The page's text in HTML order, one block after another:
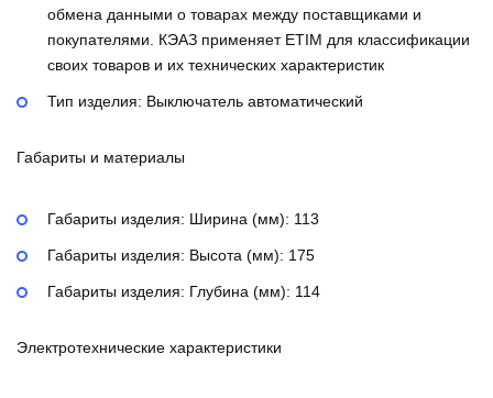
обмена данными о товарах между поставщиками и
покупателями. КЭАЗ применяет ETIM для классификации
своих товаров и их технических характеристик
Тип изделия: Выключатель автоматический
Габариты и материалы
Габариты изделия: Ширина (мм): 113
Габариты изделия: Высота (мм): 175
Габариты изделия: Глубина (мм): 114
Электротехнические характеристики